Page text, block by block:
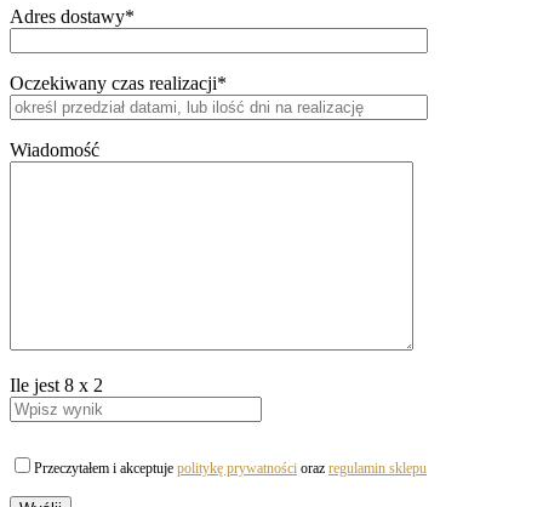
Adres dostawy*
Oczekiwany czas realizacji*
Wiadomość
Ile jest 8 x 2
Przeczytałem i akceptuje politykę prywatności oraz regulamin sklepu